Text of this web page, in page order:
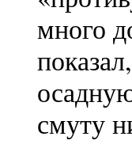
много
смуту